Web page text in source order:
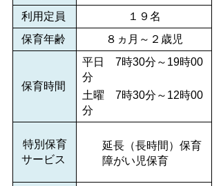
利用定員
１９名
保育年齢
８ヵ月～２歳児
保育時間
平日 7時30分～19時00
分
土曜 7時30分～12時00
分
特別保育
サービス
延長（長時間）保育
障がい児保育